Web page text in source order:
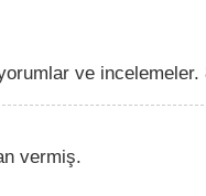
ve
vermiş.